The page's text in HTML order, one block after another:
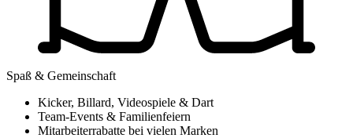
Spaß & Gemeinschaft
Kicker, Billard, Videospiele & Dart
Team-Events & Familienfeiern
Mitarbeiterrabatte bei vielen Marken